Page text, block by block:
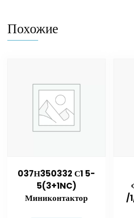
Похожие
037Н350332 С1 5-
5(3+1NC)
Миниконтактор
/